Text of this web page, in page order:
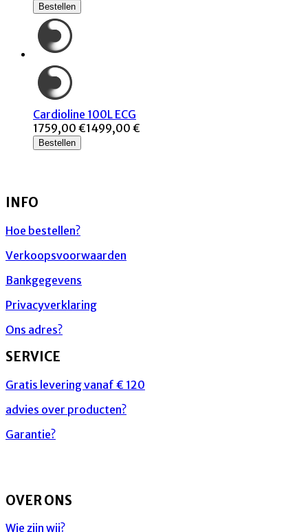
Bestellen
Cardioline 100L ECG
1759,00 €1499,00 €
Bestellen
INFO
Hoe bestellen?
Verkoopsvoorwaarden
Bankgegevens
Privacyverklaring
Ons adres?
SERVICE
Gratis levering vanaf € 120
advies over producten?
Garantie?
OVER ONS
Wie zijn wij?